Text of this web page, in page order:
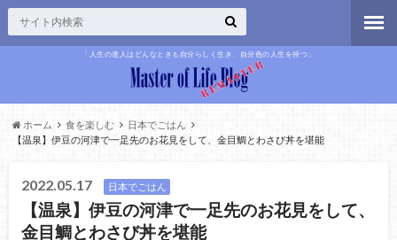
「人生の達人はどんなときも自分らしく生き、自分色の人生を持つ」
ホーム 食を楽しむ
日本でごはん
【温泉】伊豆の河津で一足先のお花見をして、金目鯛とわさび丼を堪能
2022.05.17 日本でごはん
【温泉】伊豆の河津で一足先のお花見をして、
金目鯛とわさび丼を堪能